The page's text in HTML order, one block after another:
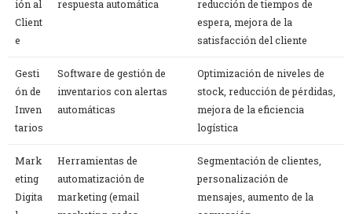
ión al
Client
e
respuesta automática
reducción de tiempos de
espera, mejora de la
satisfacción del cliente
Gesti
ón de
Inven
tarios
Software de gestión de
inventarios con alertas
automáticas
Optimización de niveles de
stock, reducción de pérdidas,
mejora de la eficiencia
logística
Mark
eting
Digita
Herramientas de
automatización de
marketing (email
Segmentación de clientes,
personalización de
mensajes, aumento de la